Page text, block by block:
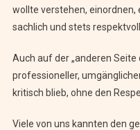
wollte verstehen, einordnen,
sachlich und stets respektvoll.
Auch auf der „anderen Seite
professioneller,
kritisch blieb, ohne den
Viele von uns kannten den